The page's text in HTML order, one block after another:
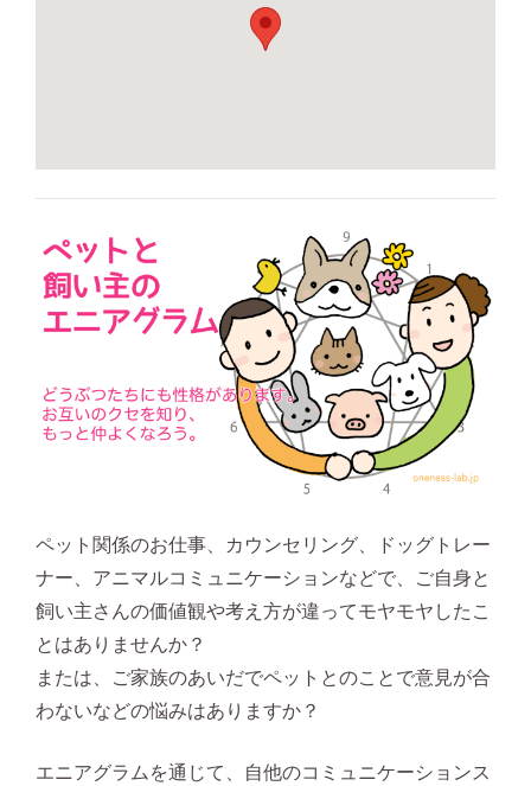
ペット関係のお仕事、カウンセリング、ドッグトレー
ナー、アニマルコミュニケーションなどで、ご自身と
飼い主さんの価値観や考え方が違ってモヤモヤしたこ
とはありませんか？
または、ご家族のあいだでペットとのことで意見が合
わないなどの悩みはありますか？
エニアグラムを通じて、自他のコミュニケーションス